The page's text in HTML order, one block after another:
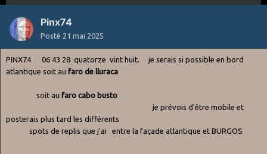
Pinx74
Posté 21 mai 2025
PINX74 06 43 28 quatorze vint huit. je serais si possible en bord
atlantique soit au faro de lluraca
soit au faro cabo busto
je prévois d'être mobile et
posterais plus tard les différents
spots de replis que j'ai entre la façade atlantique et BURGOS